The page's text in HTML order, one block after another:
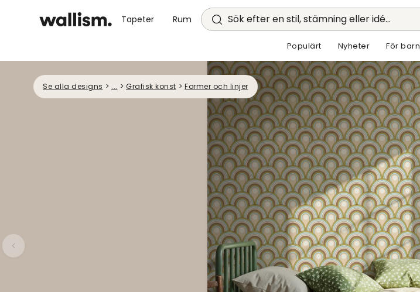
Tapeter Rum Sök efter en stil, stämning eller idé...
Populärt Nyheter För barn
Se alla designs > ... > Grafisk konst > Former och linjer